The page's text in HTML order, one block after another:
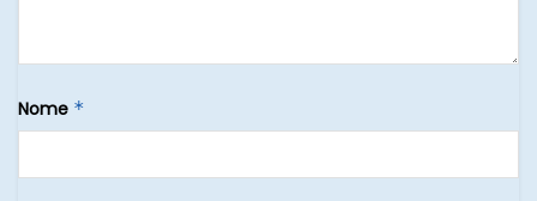
Nome *